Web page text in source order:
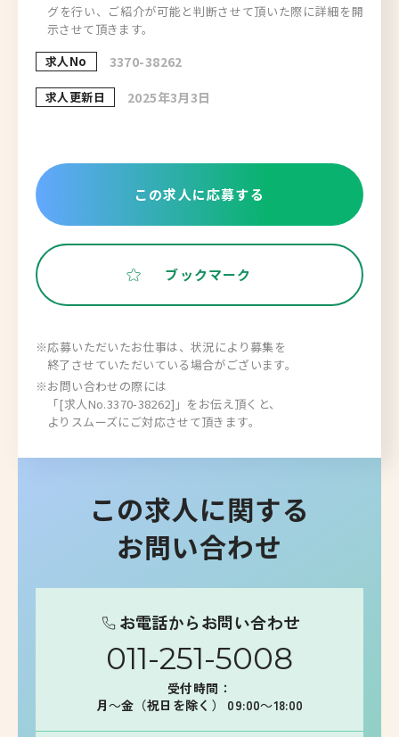
グを行い、ご紹介が可能と判断させて頂いた際に詳細を開
示させて頂きます。
求人No
3370-38262
求人更新日 2025年3月3日
この求人に応募する
ブックマーク
※応募いただいたお仕事は、状況により募集を
終了させていただいている場合がございます。
※お問い合わせの際には
「[求人No.3370-38262]」をお伝え頂くと、
よりスムーズにご対応させて頂きます。
この求人に関する
お問い合わせ
お電話からお問い合わせ
011-251-5008
受付時間：
月～金（祝日を除く） 09:00～18:00